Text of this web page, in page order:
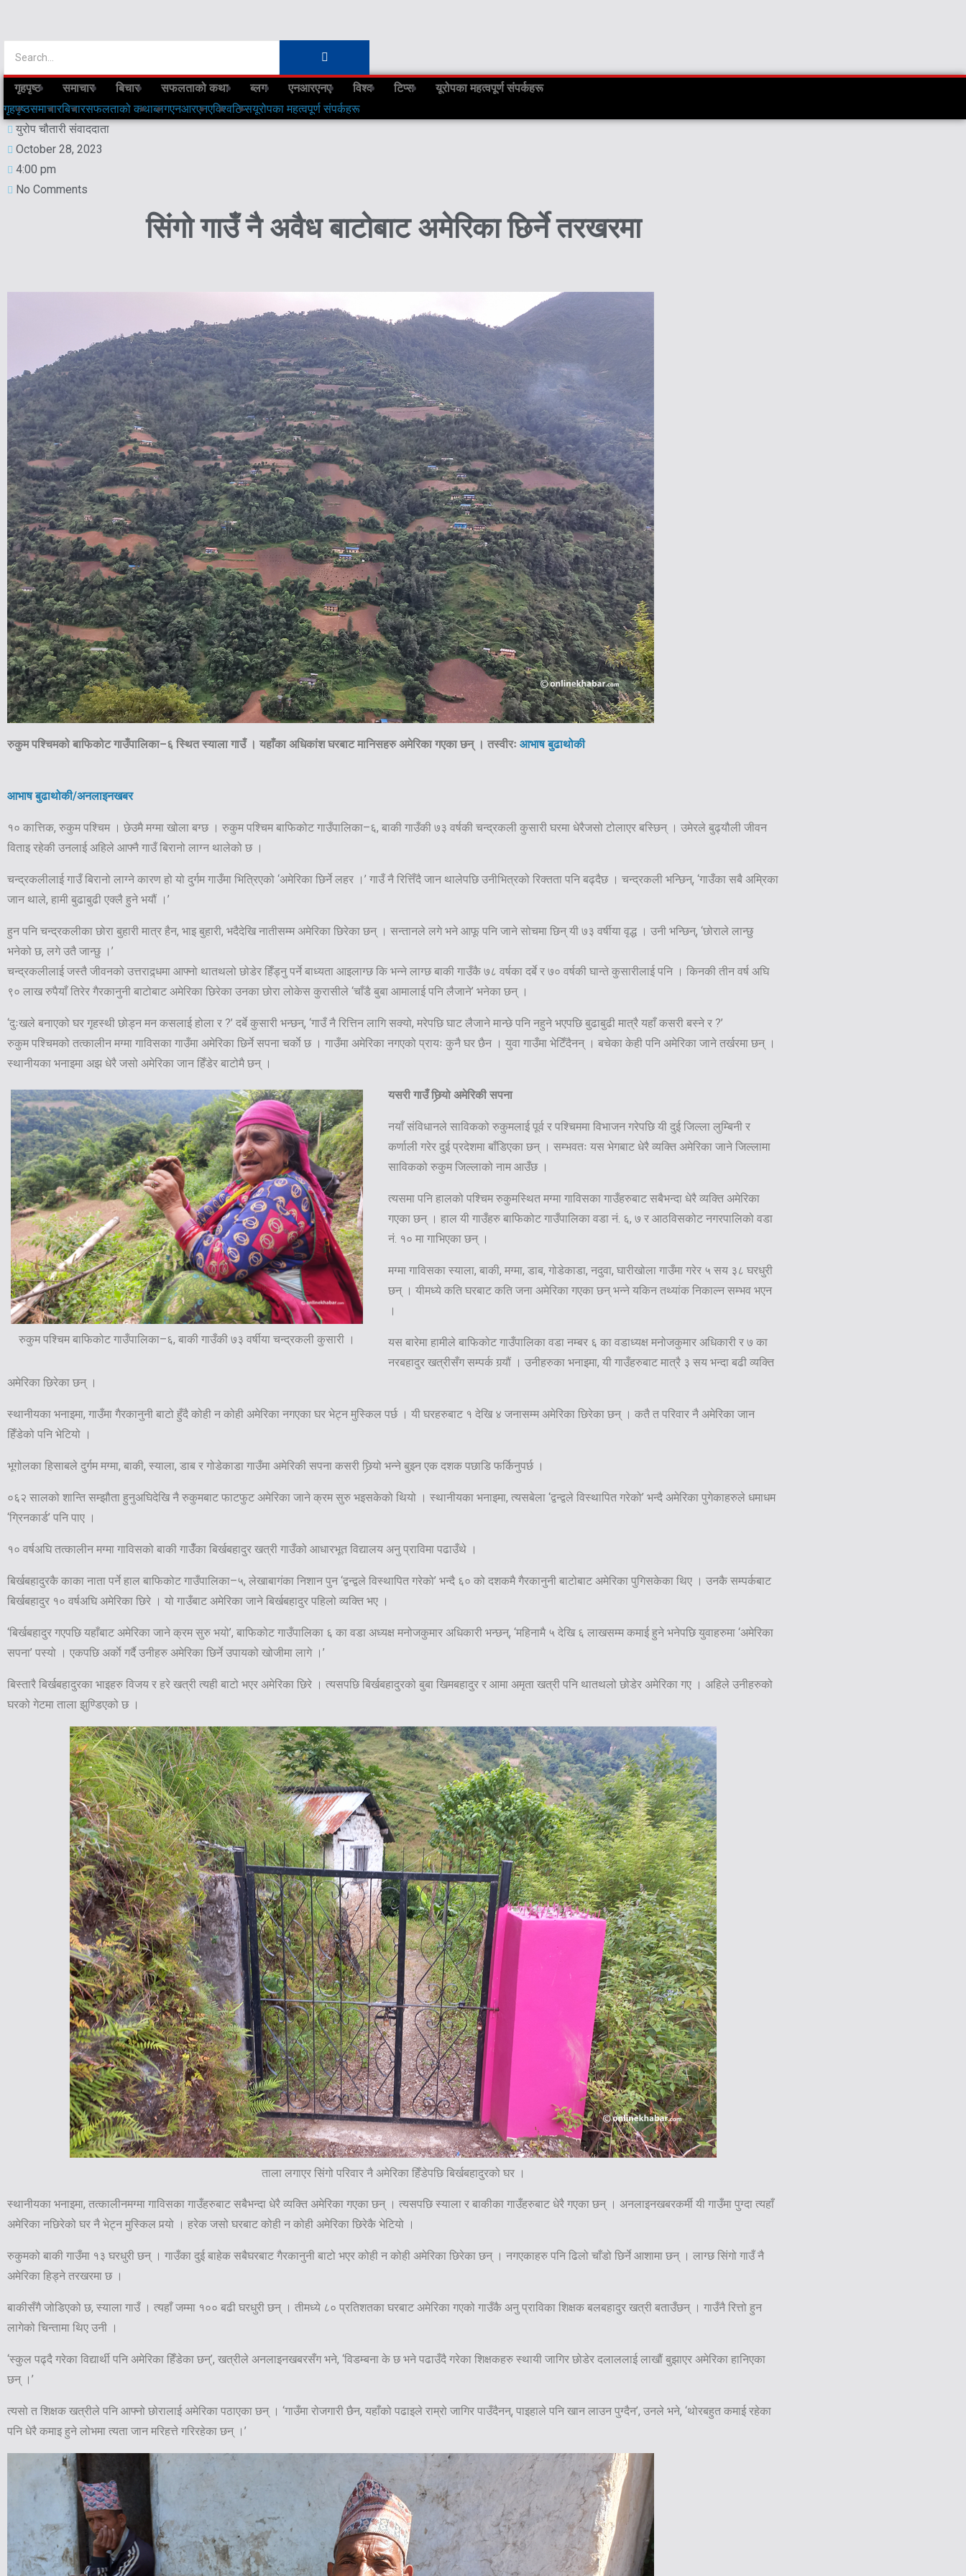
गृहपृष्ठ समाचार बिचार सफलताको कथा ब्लग एनआरएनए विश्व टिप्स
यूरोपका महत्वपूर्ण संपर्कहरू
गृहपृष्ठसमाचारबिचारसफलताको कथाब्लगएनआरएनएविश्वटिप्सयूरोपका महत्वपूर्ण संपर्कहरू
युरोप चौतारी संवाददाता
October 28, 2023
4:00 pm
No Comments
सिंगो गाउँ नै अवैध बाटोबाट अमेरिका छिर्ने तरखरमा
रुकुम पश्चिमको बाफिकोट गाउँपालिका–६ स्थित स्याला गाउँ । यहाँका अधिकांश घरबाट मानिसहरु अमेरिका गएका छन् । तस्वीरः आभाष बुढाथोकी
आभाष बुढाथोकी/अनलाइनखबर
१० कात्तिक, रुकुम पश्चिम । छेउमै मग्मा खोला बग्छ । रुकुम पश्चिम बाफिकोट गाउँपालिका–६, बाकी गाउँकी ७३ वर्षकी चन्द्रकली कुसारी घरमा धेरैजसो टोलाएर बस्छिन् । उमेरले बुढ्यौली जीवन
विताइ रहेकी उनलाई अहिले आफ्नै गाउँ बिरानो लाग्न थालेको छ ।
चन्द्रकलीलाई गाउँ बिरानो लाग्ने कारण हो यो दुर्गम गाउँमा भित्रिएको ‘अमेरिका छिर्ने लहर ।’ गाउँ नै रित्तिँदै जान थालेपछि उनीभित्रको रिक्तता पनि बढ्दैछ । चन्द्रकली भन्छिन्, ‘गाउँका सबै अम्रिका
जान थाले, हामी बुढाबुढी एक्लै हुने भयौं ।’
हुन पनि चन्द्रकलीका छोरा बुहारी मात्र हैन, भाइ बुहारी, भदैदेखि नातीसम्म अमेरिका छिरेका छन् । सन्तानले लगे भने आफू पनि जाने सोचमा छिन् यी ७३ वर्षीया वृद्ध । उनी भन्छिन्, ‘छोराले लान्छु
भनेको छ, लगे उतै जान्छु ।’
चन्द्रकलीलाई जस्तै जीवनको उत्तराद्र्धमा आफ्नो थातथलो छोडेर हिँड्नु पर्ने बाध्यता आइलाग्छ कि भन्ने लाग्छ बाकी गाउँकै ७८ वर्षका दर्बे र ७० वर्षकी घान्ते कुसारीलाई पनि । किनकी तीन वर्ष अघि
९० लाख रुपैयाँ तिरेर गैरकानुनी बाटोबाट अमेरिका छिरेका उनका छोरा लोकेस कुरासीले ‘चाँडै बुबा आमालाई पनि लैजाने’ भनेका छन् ।
‘दुःखले बनाएको घर गृहस्थी छोड्न मन कसलाई होला र ?’ दर्बे कुसारी भन्छन्, ‘गाउँ नै रित्तिन लागि सक्यो, मरेपछि घाट लैजाने मान्छे पनि नहुने भएपछि बुढाबुढी मात्रै यहाँ कसरी बस्ने र ?’
रुकुम पश्चिमको तत्कालीन मग्मा गाविसका गाउँमा अमेरिका छिर्ने सपना चर्काे छ । गाउँमा अमेरिका नगएको प्रायः कुनै घर छैन । युवा गाउँमा भेटिँदैनन् । बचेका केही पनि अमेरिका जाने तर्खरमा छन् ।
स्थानीयका भनाइमा अझ धेरै जसो अमेरिका जान हिँडेर बाटोमै छन् ।
रुकुम पश्चिम बाफिकोट गाउँपालिका–६, बाकी गाउँकी ७३ वर्षीया चन्द्रकली कुसारी ।
यसरी गाउँ छिर्‍यो अमेरिकी सपना
नयाँ संविधानले साविकको रुकुमलाई पूर्व र पश्चिममा विभाजन गरेपछि यी दुई जिल्ला लुम्बिनी र
कर्णाली गरेर दुई प्रदेशमा बाँडिएका छन् । सम्भवतः यस भेगबाट धेरै व्यक्ति अमेरिका जाने जिल्लामा
साविकको रुकुम जिल्लाको नाम आउँछ ।
त्यसमा पनि हालको पश्चिम रुकुमस्थित मग्मा गाविसका गाउँहरुबाट सबैभन्दा धेरै व्यक्ति अमेरिका
गएका छन् । हाल यी गाउँहरु बाफिकोट गाउँपालिका वडा नं. ६, ७ र आठविसकोट नगरपालिको वडा
नं. १० मा गाभिएका छन् ।
मग्मा गाविसका स्याला, बाकी, मग्मा, डाब, गोडेकाडा, नदुवा, घारीखोला गाउँमा गरेर ५ सय ३८ घरधुरी
छन् । यीमध्ये कति घरबाट कति जना अमेरिका गएका छन् भन्ने यकिन तथ्यांक निकाल्न सम्भव भएन
।
यस बारेमा हामीले बाफिकोट गाउँपालिका वडा नम्बर ६ का वडाध्यक्ष मनोजकुमार अधिकारी र ७ का
नरबहादुर खत्रीसँग सम्पर्क गर्‍यौं । उनीहरुका भनाइमा, यी गाउँहरुबाट मात्रै ३ सय भन्दा बढी व्यक्ति
अमेरिका छिरेका छन् ।
स्थानीयका भनाइमा, गाउँमा गैरकानुनी बाटो हुँदै कोही न कोही अमेरिका नगएका घर भेट्न मुस्किल पर्छ । यी घरहरुबाट १ देखि ४ जनासम्म अमेरिका छिरेका छन् । कतै त परिवार नै अमेरिका जान
हिँडेको पनि भेटियो ।
भूगोलका हिसाबले दुर्गम मग्मा, बाकी, स्याला, डाब र गोडेकाडा गाउँमा अमेरिकी सपना कसरी छिर्‍यो भन्ने बुझ्न एक दशक पछाडि फर्किनुपर्छ ।
०६२ सालको शान्ति सम्झौता हुनुअघिदेखि नै रुकुमबाट फाटफुट अमेरिका जाने क्रम सुरु भइसकेको थियो । स्थानीयका भनाइमा, त्यसबेला ‘द्वन्द्वले विस्थापित गरेको’ भन्दै अमेरिका पुगेकाहरुले धमाधम
‘ग्रिनकार्ड’ पनि पाए ।
१० वर्षअघि तत्कालीन मग्मा गाविसको बाकी गाउँँका बिर्खबहादुर खत्री गाउँको आधारभूत विद्यालय अनु प्राविमा पढाउँथे ।
बिर्खबहादुरकै काका नाता पर्ने हाल बाफिकोट गाउँपालिका–५, लेखाबागंका निशान पुन ‘द्वन्द्वले विस्थापित गरेको’ भन्दै ६० को दशकमै गैरकानुनी बाटोबाट अमेरिका पुगिसकेका थिए । उनकै सम्पर्कबाट
बिर्खबहादुर १० वर्षअघि अमेरिका छिरे । यो गाउँबाट अमेरिका जाने बिर्खबहादुर पहिलो व्यक्ति भए ।
‘बिर्खबहादुर गएपछि यहाँबाट अमेरिका जाने क्रम सुरु भयो’, बाफिकोट गाउँपालिका ६ का वडा अध्यक्ष मनोजकुमार अधिकारी भन्छन्, ‘महिनामै ५ देखि ६ लाखसम्म कमाई हुने भनेपछि युवाहरुमा ‘अमेरिका
सपना’ पस्यो । एकपछि अर्काे गर्दै उनीहरु अमेरिका छिर्ने उपायको खोजीमा लागे ।’
बिस्तारै बिर्खबहादुरका भाइहरु विजय र हरे खत्री त्यही बाटो भएर अमेरिका छिरे । त्यसपछि बिर्खबहादुरको बुबा खिमबहादुर र आमा अमृता खत्री पनि थातथलो छोडेर अमेरिका गए । अहिले उनीहरुको
घरको गेटमा ताला झुण्डिएको छ ।
ताला लगाएर सिंगो परिवार नै अमेरिका हिँडेपछि बिर्खबहादुरको घर ।
स्थानीयका भनाइमा, तत्कालीनमग्मा गाविसका गाउँहरुबाट सबैभन्दा धेरै व्यक्ति अमेरिका गएका छन् । त्यसपछि स्याला र बाकीका गाउँहरुबाट धेरै गएका छन् । अनलाइनखबरकर्मी यी गाउँमा पुग्दा त्यहाँ
अमेरिका नछिरेको घर नै भेट्न मुस्किल पर्‍यो । हरेक जसो घरबाट कोही न कोही अमेरिका छिरेकै भेटियो ।
रुकुमको बाकी गाउँमा १३ घरधुरी छन् । गाउँका दुई बाहेक सबैघरबाट गैरकानुनी बाटो भएर कोही न कोही अमेरिका छिरेका छन् । नगएकाहरु पनि ढिलो चाँडो छिर्ने आशामा छन् । लाग्छ सिंगो गाउँ नै
अमेरिका हिड्ने तरखरमा छ ।
बाकीसँगै जोडिएको छ, स्याला गाउँ । त्यहाँ जम्मा १०० बढी घरधुरी छन् । तीमध्ये ८० प्रतिशतका घरबाट अमेरिका गएको गाउँकै अनु प्राविका शिक्षक बलबहादुर खत्री बताउँछन् । गाउँनै रित्तो हुन
लागेको चिन्तामा थिए उनी ।
‘स्कुल पढ्दै गरेका विद्यार्थी पनि अमेरिका हिँडेका छन्’, खत्रीले अनलाइनखबरसँग भने, ‘विडम्बना के छ भने पढाउँदै गरेका शिक्षकहरु स्थायी जागिर छोडेर दलाललाई लाखौं बुझाएर अमेरिका हानिएका
छन् ।’
त्यसो त शिक्षक खत्रीले पनि आफ्नो छोरालाई अमेरिका पठाएका छन् । ‘गाउँमा रोजगारी छैन, यहाँको पढाइले राम्रो जागिर पाउँदैनन्, पाइहाले पनि खान लाउन पुग्दैन’, उनले भने, ‘थोरबहुत कमाई रहेका
पनि धेरै कमाइ हुने लोभमा त्यता जान मरिहत्ते गरिरहेका छन् ।’